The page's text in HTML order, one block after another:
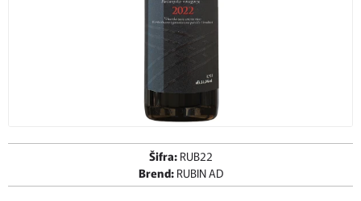
Šifra: RUB22
Brend: RUBIN AD